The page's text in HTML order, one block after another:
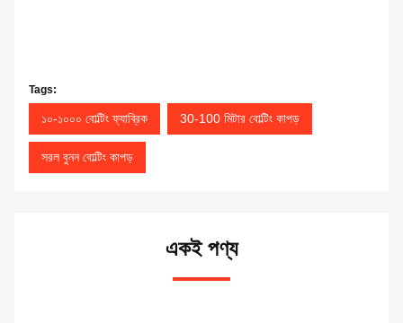
Tags:
১০-১০০০ বোল্টিং ফ্যাব্রিক 30-100 মিটার বোল্টিং কাপড়
সরল বুনন বোল্টিং কাপড়
একই পণ্য